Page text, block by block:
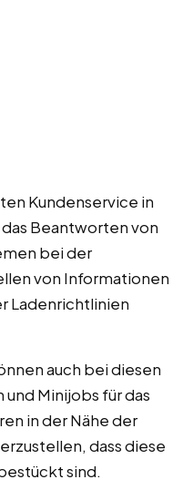
Kundenservice in
das Beantworten von
bei der
von Informationen
Ladenrichtlinien
auch bei diesen
Minijobs für das
in der Nähe der
dass diese
sind.